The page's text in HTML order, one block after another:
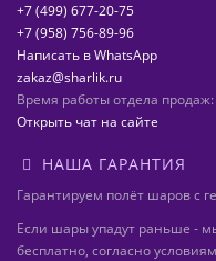
+7 (499) 677-20-75
+7 (958) 756-89-96
Написать в WhatsApp
zakaz@sharlik.ru
Время работы отдела
Открыть чат на сайте
НАША ГАРАНТИЯ
Гарантируем полёт шаров с
Если шары упадут раньше -
бесплатно, согласно условиям